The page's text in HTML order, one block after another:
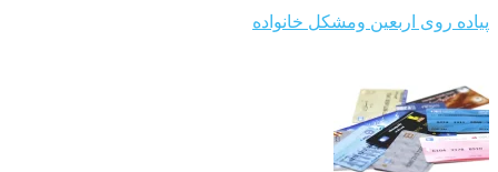
پیاده روی اربعین ومشکل خانواده